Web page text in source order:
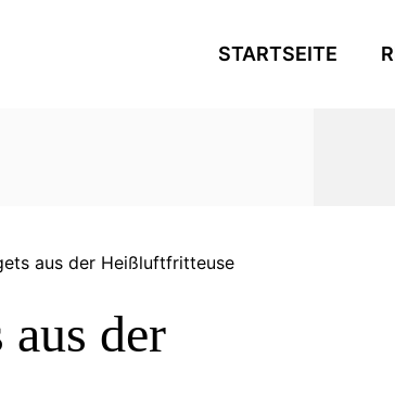
STARTSEITE
aus der Heißluftfritteuse
der